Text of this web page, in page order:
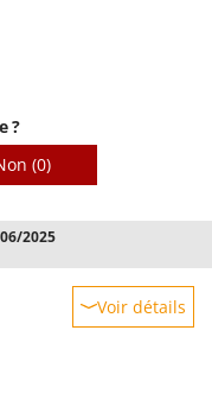
?
(0)
2025
Voir détails